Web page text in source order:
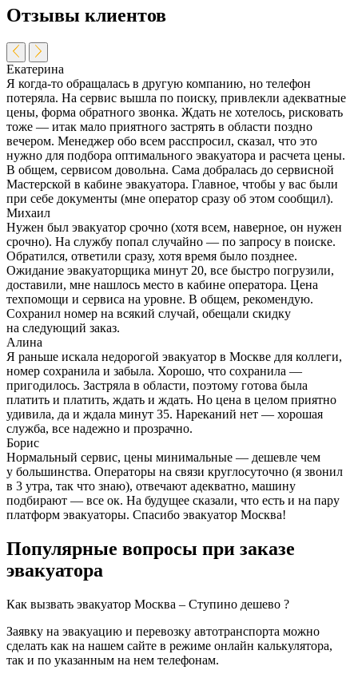
Отзывы клиентов
Екатерина
Я когда-то обращалась в другую компанию, но телефон
потеряла. На сервис вышла по поиску, привлекли адекватные
цены, форма обратного звонка. Ждать не хотелось, рисковать
тоже — итак мало приятного застрять в области поздно
вечером. Менеджер обо всем расспросил, сказал, что это
нужно для подбора оптимального эвакуатора и расчета цены.
В общем, сервисом довольна. Сама добралась до сервисной
Мастерской в кабине эвакуатора. Главное, чтобы у вас были
при себе документы (мне оператор сразу об этом сообщил).
Михаил
Нужен был эвакуатор срочно (хотя всем, наверное, он нужен
срочно). На службу попал случайно — по запросу в поиске.
Обратился, ответили сразу, хотя время было позднее.
Ожидание эвакуаторщика минут 20, все быстро погрузили,
доставили, мне нашлось место в кабине оператора. Цена
техпомощи и сервиса на уровне. В общем, рекомендую.
Сохранил номер на всякий случай, обещали скидку
на следующий заказ.
Алина
Я раньше искала недорогой эвакуатор в Москве для коллеги,
номер сохранила и забыла. Хорошо, что сохранила —
пригодилось. Застряла в области, поэтому готова была
платить и платить, ждать и ждать. Но цена в целом приятно
удивила, да и ждала минут 35. Нареканий нет — хорошая
служба, все надежно и прозрачно.
Борис
Нормальный сервис, цены минимальные — дешевле чем
у большинства. Операторы на связи круглосуточно (я звонил
в 3 утра, так что знаю), отвечают адекватно, машину
подбирают — все ок. На будущее сказали, что есть и на пару
платформ эвакуаторы. Спасибо эвакуатор Москва!
Популярные вопросы при заказе
эвакуатора
Как вызвать эвакуатор Москва – Ступино дешево ?
Заявку на эвакуацию и перевозку автотранспорта можно
сделать как на нашем сайте в режиме онлайн калькулятора,
так и по указанным на нем телефонам.